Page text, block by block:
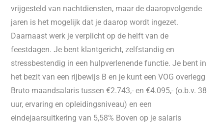
vrijgesteld van nachtdiensten, maar de daaropvolgende
jaren is het mogelijk dat je daarop wordt ingezet.
Daarnaast werk je verplicht op de helft van de
feestdagen. Je bent klantgericht, zelfstandig en
stressbestendig in een hulpverlenende functie. Je bent in
het bezit van een rijbewijs B en je kunt een VOG overlegg
Bruto maandsalaris tussen €2.743,- en €4.095,- (o.b.v. 38
uur, ervaring en opleidingsniveau) en een
eindejaarsuitkering van 5,58% Boven op je salaris